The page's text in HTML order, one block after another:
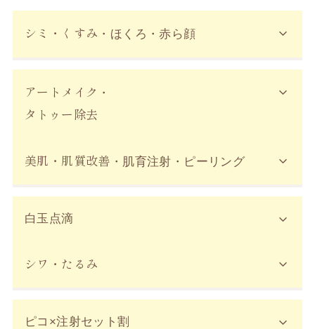
シミ・くすみ ・ほくろ・赤ら顔
アートメイク ・
タトゥー除去
美肌・肌質改善 ・肌育注射・ピーリング
白玉点滴
シワ・たるみ
ピコ×注射セット割